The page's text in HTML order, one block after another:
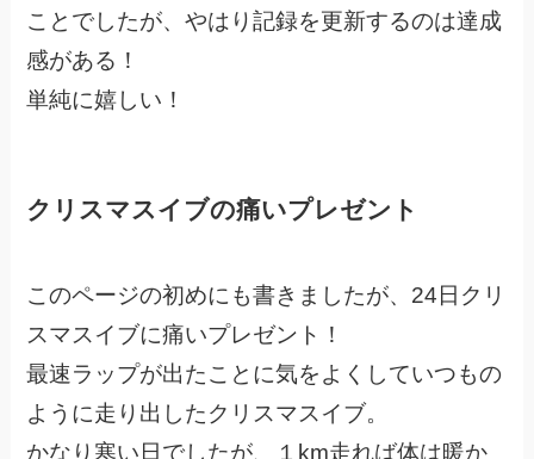
ことでしたが、やはり記録を更新するのは達成
感がある！
単純に嬉しい！
クリスマスイブの痛いプレゼント
このページの初めにも書きましたが、24日クリ
スマスイブに痛いプレゼント！
最速ラップが出たことに気をよくしていつもの
ように走り出したクリスマスイブ。
かなり寒い日でしたが、１km走れば体は暖か